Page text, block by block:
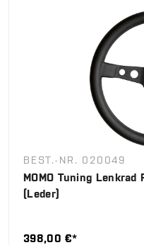
BEST.-NR. 020049
MOMO Tuning
(Leder)
398,00 €*